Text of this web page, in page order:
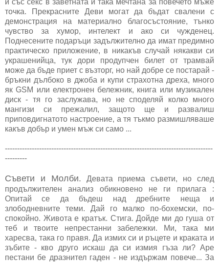
точка. Прекрасните Деви могат да бъдат свалени с
демонстрация на материално благосъстояние, тънко
чувство за хумор, интелект и ако си чужденец.
Поднесените подаръци задължително да имат предимно
практическо приложение, в никакъв случай някакви си
украшенийца, тук дори продупчен билет от трамвай
може да бъде приет с възторг, но най добре се постарай -
бръкни дълбоко в джоба и купи страхотна дреха, много
як GSM или електронен бележник, книга или музикален
диск - тя го заслужава, но не споделяй колко много
мангизи си прежалил, защото ще и развалиш
приповдигнатото настроение, а тя тъкмо размишляваше
какъв добър и умен мъж си само ...
-------------------------------------------------------------------------------------
---------
Съвети и Молби. Девата приема съвети, но след
продължителен анализ обикновено не ги прилага :
Опитай се да бъдеш над дребните неща и
злободневните теми. Дай го малко по-бохемски, по-
спокойно. Живота е кратък. Стига. Дойде ми до гуша от
теб и твоите непрестанни забележки. Ми, така ми
харесва, така го правя. Да измих си и ръцете и краката и
зъбите - кво друго искаш да си измия гъза ли? Аре
пестани бе дразнител гаден - не издържам повече... За